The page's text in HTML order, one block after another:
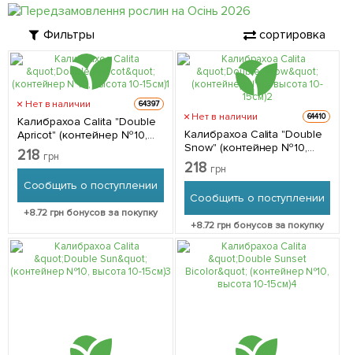
Фильтры сортировка
Нет в наличии 64397
Калибрахоа Calita "Double
Apricot" (контейнер №10,
высота 10-15см) 1 саженец в
упаковке
218 грн
Сообщить о поступлении
+8.72 грн бонусов за покупку
Нет в наличии 64410
Калибрахоа Calita "Double
Snow" (контейнер №10,
высота 10-15см) 1 саженец в
упаковке
218 грн
Сообщить о поступлении
+8.72грн бонусов за покупку